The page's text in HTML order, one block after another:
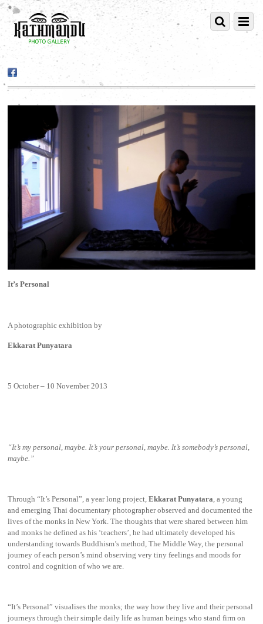
It’s Personal
A photographic exhibition by
Ekkarat Punyatara
5 October – 10 November 2013
“It’s my personal, maybe. It’s your personal, maybe. It’s somebody’s personal,
maybe.”
Through “It’s Personal”, a year long project,Ekkarat Punyatara , a young
and emerging Thai documentary photographer observed and documented the
lives of the monks in New York. The thoughts that were shared between him
and monks he defined as his ‘teachers’, he had ultimately developed his
understanding towards Buddhism’s method, The Middle Way, the personal
journey of each person’s mind observing very tiny feelings and moods for
control and cognition of who we are.
“It’s Personal” visualises the monks; the way how they live and their personal
journeys through their simple daily life as human beings who stand firm on